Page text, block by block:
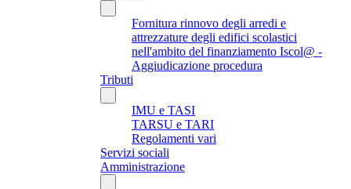
Fornitura rinnovo degli arredi e
attrezzature degli edifici scolastici
nell'ambito del finanziamento Iscol@ -
Aggiudicazione procedura
Tributi
IMU e TASI
TARSU e TARI
Regolamenti vari
Servizi sociali
Amministrazione